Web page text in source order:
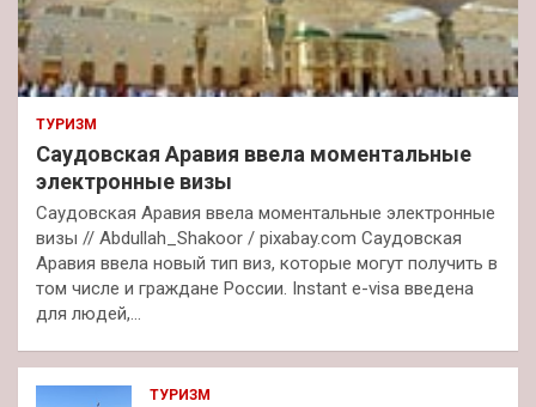
ТУРИЗМ
Саудовская Аравия ввела моментальные
электронные визы
Саудовская Аравия ввела моментальные электронные
визы // Abdullah_Shakoor / pixabay.com Саудовская
Аравия ввела новый тип виз, которые могут получить в
том числе и граждане России. Instant e-visa введена
для людей,…
ТУРИЗМ